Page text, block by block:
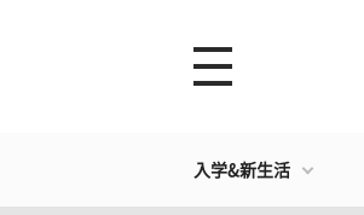
入学&新生活